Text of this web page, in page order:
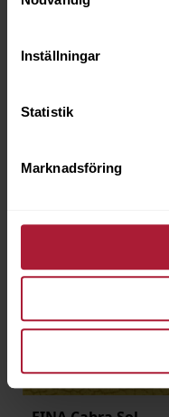
Inställningar
Statistik
Marknadsföring